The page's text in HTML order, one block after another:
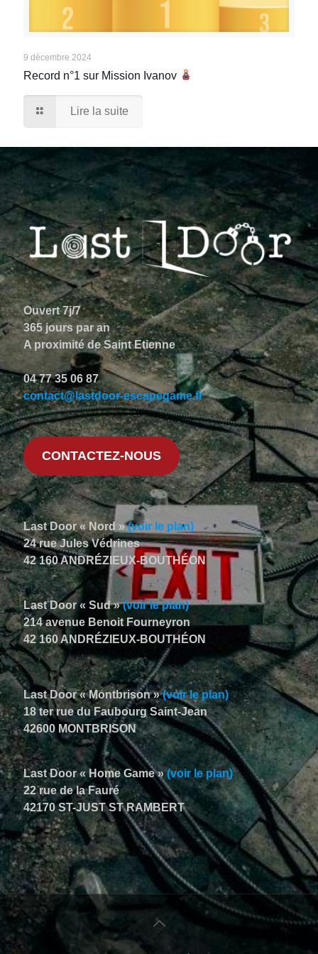
9 décembre 2024
Record n°1 sur Mission Ivanov
Lire la suite
Ouvert 7j/7
365 jours par an
A proximité de Saint Etienne
04 77 35 06 87
contact@lastdoor-escapegame.fr
CONTACTEZ-NOUS
Last Door « Nord »(voir le plan)
24 rue Jules Védrines
42 160 ANDRÉZIEUX-BOUTHÉON
Last Door « Sud »(voir le plan)
214 avenue Benoit Fourneyron
42 160 ANDRÉZIEUX-BOUTHÉON
Last Door « Montbrison »(voir le plan)
18 ter rue du Faubourg Saint-Jean
42600 MONTBRISON
Last Door « Home Game »(voir le plan)
22 rue de la Fauré
42170 ST-JUST ST RAMBERT